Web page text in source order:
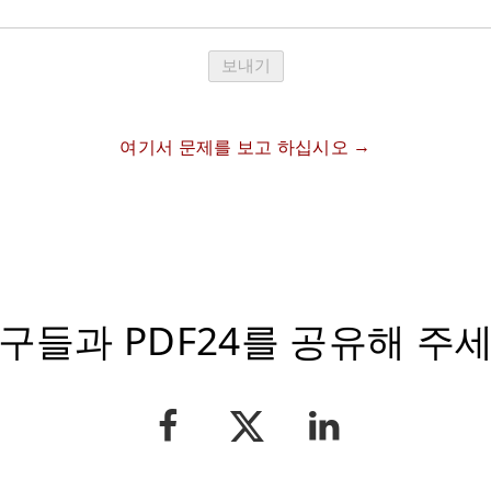
보내기
여기서 문제를 보고 하십시오
들과 PDF24를 공유해 주